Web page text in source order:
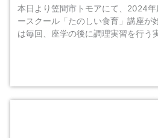
本日より笠間市トモアにて、2024
ースクール「たのしい食育」講座が
は毎回、座学の後に調理実習を行う